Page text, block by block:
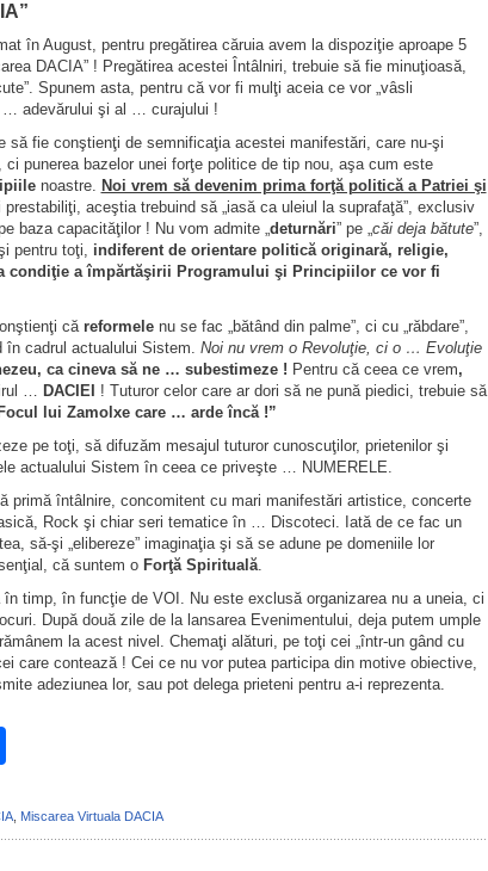
în August, pentru pregătirea căruia avem la dispoziţie aproape 5
DACIA” ! Pregătirea acestei Întâlniri, trebuie să fie minuţioasă,
Spunem asta, pentru că vor fi mulţi aceia ce vor „vâsli
… adevărului şi al … curajului !
să fie conştienţi de semnificaţia acestei manifestări, care nu-şi
ci punerea bazelor unei forţe politice de tip nou, aşa cum este
noastre. Noi vrem să devenim prima forţă politică a Patriei şi
prestabiliţi, aceştia trebuind să „iasă ca uleiul la suprafaţă”, exclusiv
baza capacităţilor ! Nu vom admite „deturnări” pe „căi deja bătute”,
pentru toţi, indiferent de orientare politică originară, religie,
condiţie a împărtăşirii Programului şi Principiilor ce vor fi
că reformelenu se fac „bătând din palme”, ci cu „răbdare”,
în cadrul actualului Sistem. Noi nu vrem o Revoluţie, ci o … Evoluţie
ca cineva să ne … subestimeze ! Pentru că ceea ce vrem,
… DACIEI ! Tuturor celor care ar dori să ne pună piedici, trebuie să
lui Zamolxe care … arde încă !”
pe toţi, să difuzăm mesajul tuturor cunoscuţilor, prietenilor şi
actualului Sistem în ceea ce priveşte … NUMERELE.
primă întâlnire, concomitent cu mari manifestări artistice, concerte
Rock şi chiar seri tematice în … Discoteci. Iată de ce fac un
să-şi „elibereze” imaginaţia şi să se adune pe domeniile lor
că suntem o Forţă Spirituală.
timp, în funcţie de VOI. Nu este exclusă organizarea nu a uneia, ci
După două zile de la lansarea Evenimentului, deja putem umple
la acest nivel. Chemaţi alături, pe toţi cei „într-un gând cu
care contează ! Cei ce nu vor putea participa din motive obiective,
adeziunea lor, sau pot delega prieteni pentru a-i reprezenta.
, Miscarea Virtuala DACIA